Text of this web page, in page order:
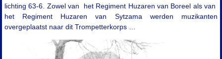
lichting 63-6. Zowel van het Regiment Huzaren van Boreel als van
het Regiment Huzaren van Sytzama werden muzikanten
overgeplaatst naar dit Trompetterkorps …